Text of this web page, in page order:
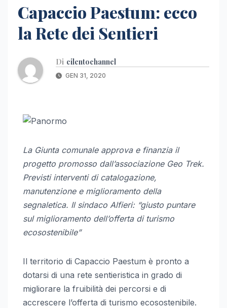
Capaccio Paestum: ecco
la Rete dei Sentieri
Di cilentochannel
GEN 31, 2020
La Giunta comunale approva e finanzia il
progetto promosso dall’associazione Geo Trek.
Previsti interventi di catalogazione,
manutenzione e miglioramento della
segnaletica. Il sindaco Alfieri: “giusto puntare
sul miglioramento dell’offerta di turismo
ecosostenibile”
Il territorio di Capaccio Paestum è pronto a
dotarsi di una rete sentieristica in grado di
migliorare la fruibilità dei percorsi e di
accrescere l’offerta di turismo ecosostenibile.